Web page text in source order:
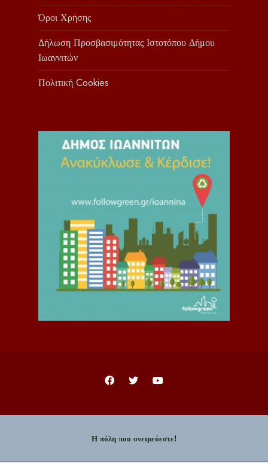
Όροι Χρήσης
Δήλωση Προσβασιμότητας Ιστοτόπου Δήμου
Ιωαννιτών
Πολιτική Cookies
Η πόλη που ονειρεύεστε!